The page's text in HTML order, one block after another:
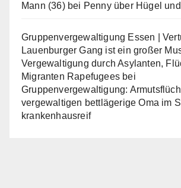
Mann (36) bei Penny über Hügel
Gruppenvergewaltigung Essen |
Lauenburger Gang ist ein großer
Vergewaltigung durch Asylanten,
Migranten Rapefugees bei
Gruppenvergewaltigung:
vergewaltigen bettlägerige Oma im
krankenhausreif